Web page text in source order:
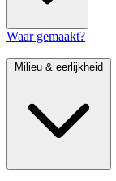
Waar gemaakt?
Milieu & eerlijkheid